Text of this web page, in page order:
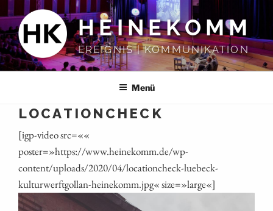
Inhalt
springen
HEINEKOMM
EREIGNIS | KOMMUNIKATION
Menü
LOCATIONCHECK
[igp-video src=««
poster=»https://www.heinekomm.de/wp-
content/uploads/2020/04/locationcheck-luebeck-
kulturwerftgollan-heinekomm.jpg« size=»large«]